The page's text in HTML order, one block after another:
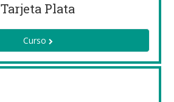
Tarjeta Plata
Curso